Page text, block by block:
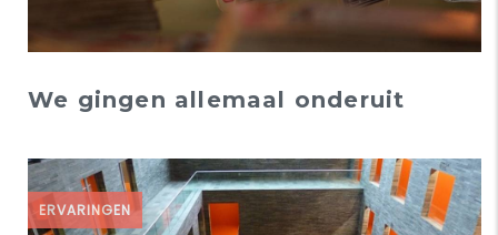
We gingen allemaal onderuit
ERVARINGEN